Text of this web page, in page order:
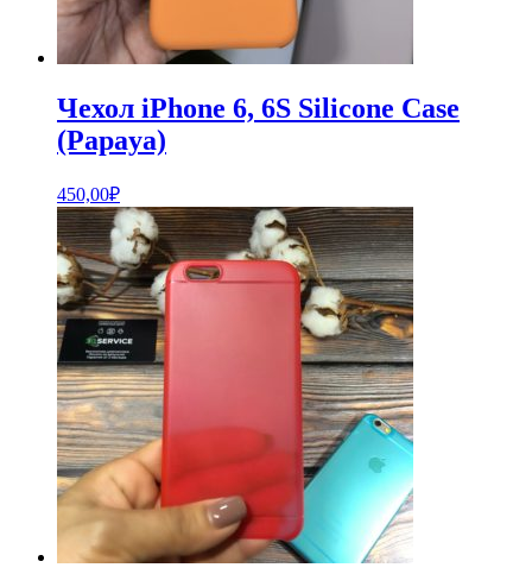
Чехол iPhone 6, 6S Silicone Case
(Papaya)
450,00₽